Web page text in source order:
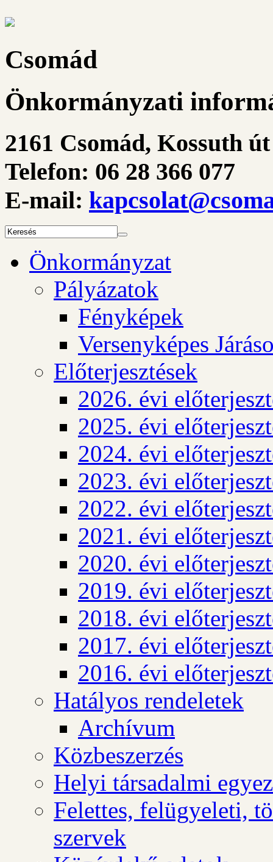
Csomád
Önkormányzati
2161 Csomád, Kossuth
Telefon: 06 28 366 077
E-mail:
Önkormányzat
Pályázatok
Fényképek
Versenyképes
Előterjesztések
2026. évi
2025. évi
2024. évi
2023. évi
2022. évi
2021. évi
2020. évi
2019. évi
2018. évi
2017. évi
2016. évi
Hatályos rendeletek
Archívum
Közbeszerzés
Helyi társadalmi
Felettes, felügyeleti,
szervek